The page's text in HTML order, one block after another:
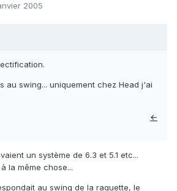
2005
au swing... uniquement chez Head j'ai
←
un système de 6.3 et 5.1 etc...
la même chose...
au swing de la raquette, le